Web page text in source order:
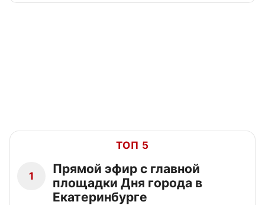
ТОП 5
1
Прямой эфир с главной
площадки Дня города в
Екатеринбурге